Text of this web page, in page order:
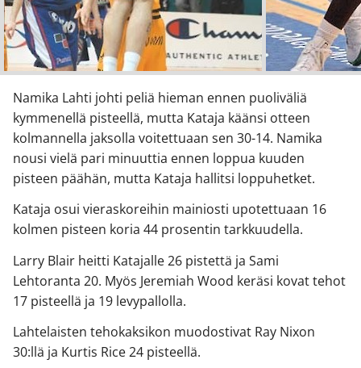
Namika Lahti johti peliä hieman ennen puoliväliä
kymmenellä pisteellä, mutta Kataja käänsi otteen
kolmannella jaksolla voitettuaan sen 30-14. Namika
nousi vielä pari minuuttia ennen loppua kuuden
pisteen päähän, mutta Kataja hallitsi loppuhetket.
Kataja osui vieraskoreihin mainiosti upotettuaan 16
kolmen pisteen koria 44 prosentin tarkkuudella.
Larry Blair heitti Katajalle 26 pistettä ja Sami
Lehtoranta 20. Myös Jeremiah Wood keräsi kovat tehot
17 pisteellä ja 19 levypallolla.
Lahtelaisten tehokaksikon muodostivat Ray Nixon
30:llä ja Kurtis Rice 24 pisteellä.